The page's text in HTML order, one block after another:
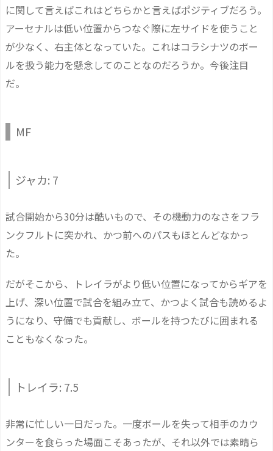
に関して言えばこれはどちらかと言えばポジティブだろう。
アーセナルは低い位置からつなぐ際に左サイドを使うこと
が少なく、右主体となっていた。これはコラシナツのボー
ルを扱う能力を懸念してのことなのだろうか。今後注目
だ。
MF
ジャカ: 7
試合開始から30分は酷いもので、その機動力のなさをフラ
ンクフルトに突かれ、かつ前へのパスもほとんどなかっ
た。
だがそこから、トレイラがより低い位置になってからギアを
上げ、深い位置で試合を組み立て、かつよく試合も読めるよ
うになり、守備でも貢献し、ボールを持つたびに囲まれる
こともなくなった。
トレイラ: 7.5
非常に忙しい一日だった。一度ボールを失って相手のカウ
ンターを食らった場面こそあったが、それ以外では素晴ら